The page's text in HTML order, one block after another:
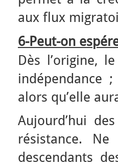
aux flux
6-Peut-on
Dès l’origine,
indépendance
alors qu’elle
Aujourd’hui
résistance.
descendants